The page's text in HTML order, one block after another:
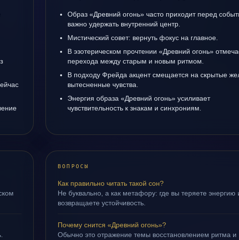
Образ «Древний огонь» часто приходит перед
важно удержать внутренний центр.
Мистический совет: вернуть фокус на главное.
В эзотерическом прочтении «Древний огонь»
перехода между старым и новым ритмом.
В подходу Фрейда акцент смещается на скрытые
вытесненные чувства.
Энергия образа «Древний огонь» усиливает
чувствительность к знакам и синхрониям.
ВОПРОСЫ
Как правильно читать такой сон?
Не буквально, а как метафору: где вы теряете энергию
возвращаете устойчивость.
Почему снится «Древний огонь»?
Обычно это отражение темы восстановлением ритма и